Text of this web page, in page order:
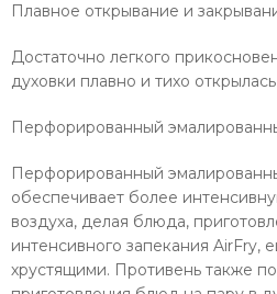
Плавное открывание и
Достаточно легкого
духовки плавно и тихо
Перфорированный
Перфорированный
обеспечивает более
воздуха, делая блюда,
интенсивного запекания AirFry,
хрустящими. Противень также